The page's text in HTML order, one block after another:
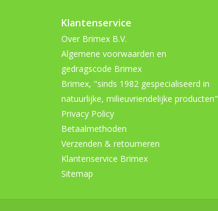
Klantenservice
Over Brimex B.V.
Algemene voorwaarden en
gedragscode Brimex
Brimex, "sinds 1982 gespecialiseerd in
natuurlijke, milieuvriendelijke producten"
Privacy Policy
Betaalmethoden
Verzenden & retourneren
Klantenservice Brimex
Sitemap